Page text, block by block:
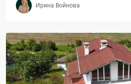
Ирина Войнова